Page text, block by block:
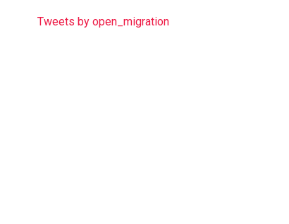
Tweets by open_migration